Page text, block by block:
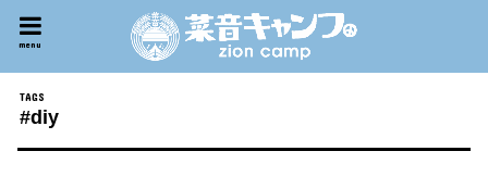
menu
#diy